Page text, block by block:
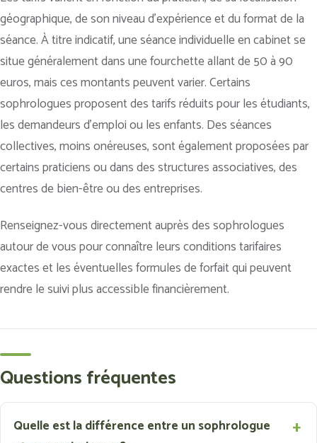
géographique, de son niveau d’expérience et du format de la
séance. À titre indicatif, une séance individuelle en cabinet se
situe généralement dans une fourchette allant de 50 à 90
euros, mais ces montants peuvent varier. Certains
sophrologues proposent des tarifs réduits pour les étudiants,
les demandeurs d’emploi ou les enfants. Des séances
collectives, moins onéreuses, sont également proposées par
certains praticiens ou dans des structures associatives, des
centres de bien-être ou des entreprises.
Renseignez-vous directement auprès des sophrologues
autour de vous pour connaître leurs conditions tarifaires
exactes et les éventuelles formules de forfait qui peuvent
rendre le suivi plus accessible financièrement.
Questions fréquentes
Quelle est la différence entre un sophrologue